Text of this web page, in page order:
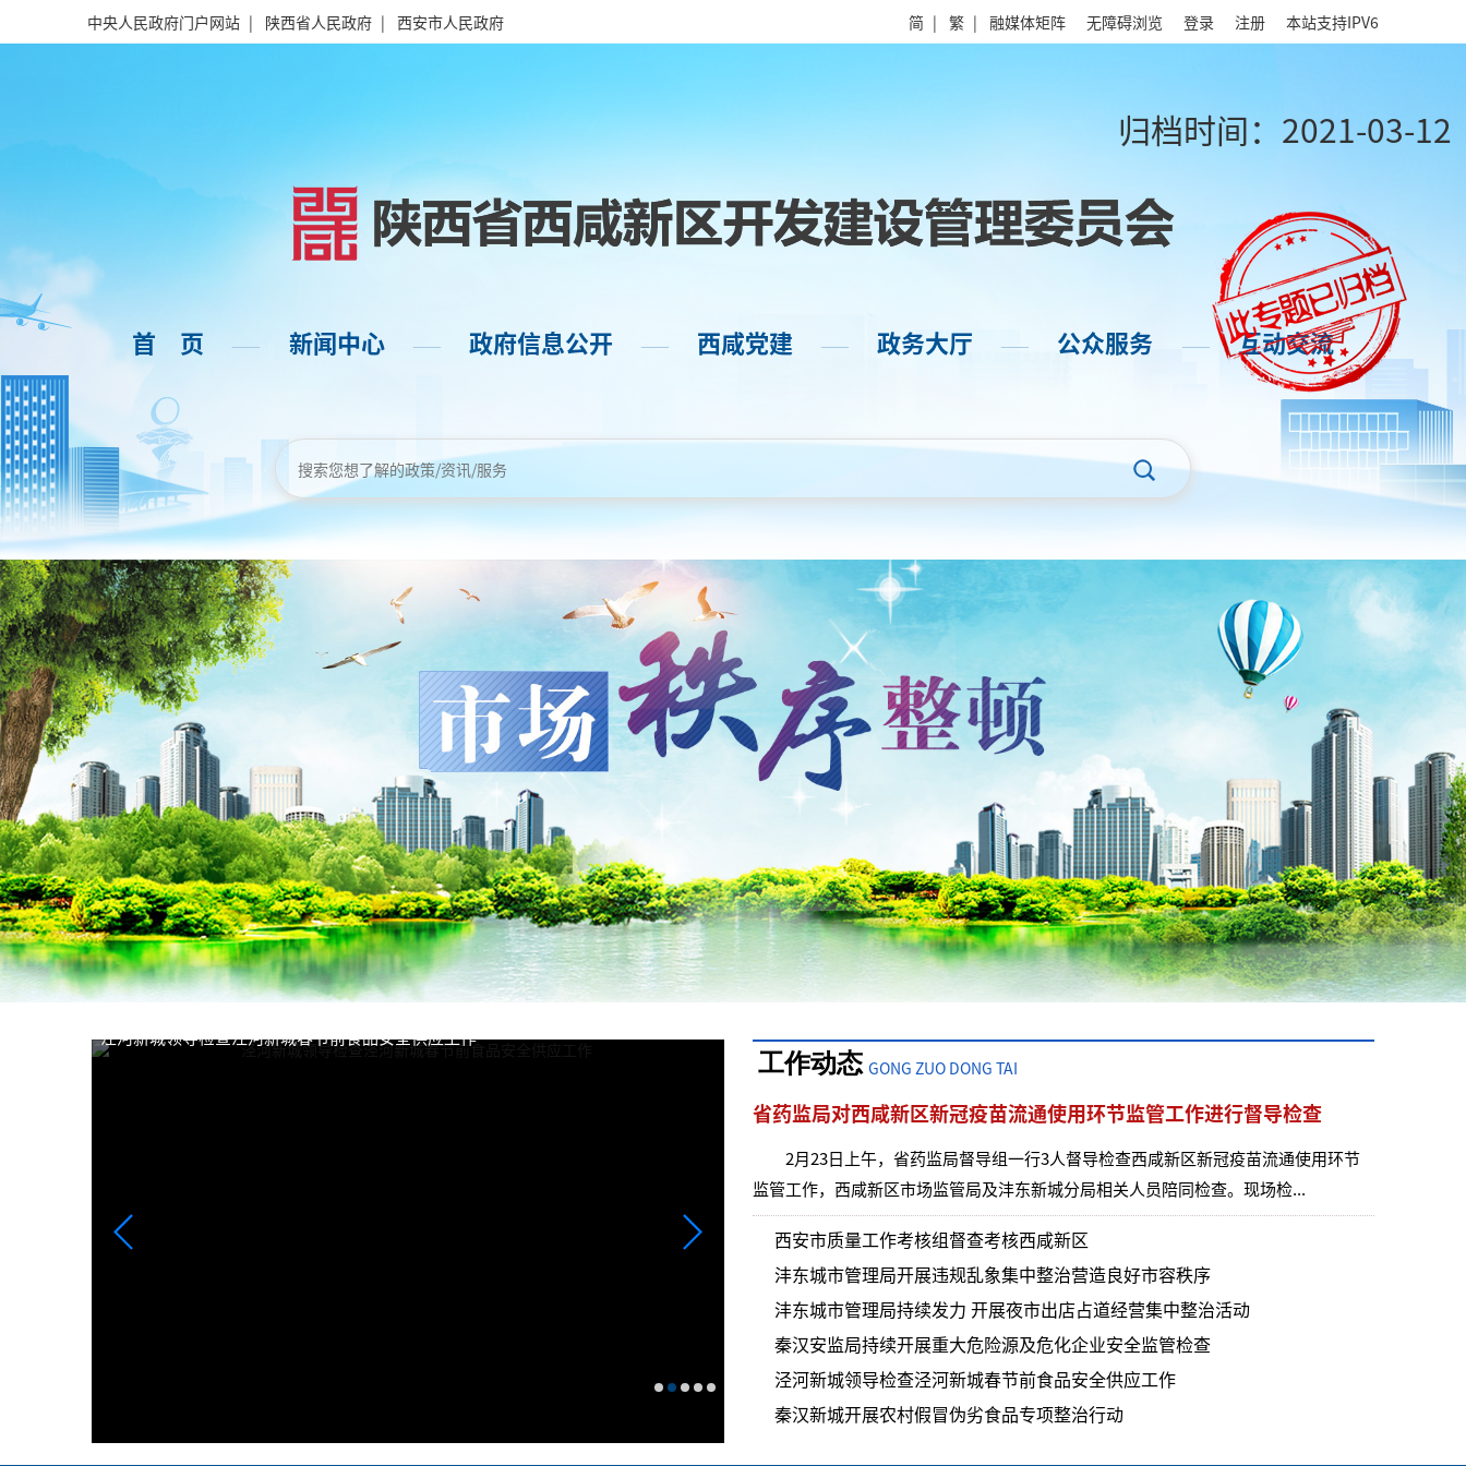
中央人民政府门户网站 | 陕西省人民政府 | 西安市人民政府 简 | 繁 | 融媒体矩阵 无障碍浏览 登录 注册 本站支持IPV6
首 页 —— 新闻中心 —— 政府信息公开 —— 西咸党建 —— 政务大厅 —— 公众服务 —— 互动交流
泾河新城领导检查泾河新城春节前食品安全供应工作
工作动态 GONG ZUO DONG TAI
省药监局对西咸新区新冠疫苗流通使用环节监管工作进行督导检查
2月23日上午，省药监局督导组一行3人督导检查西咸新区新冠疫苗流通使用环节
监管工作，西咸新区市场监管局及沣东新城分局相关人员陪同检查。现场检...
西安市质量工作考核组督查考核西咸新区
沣东城市管理局开展违规乱象集中整治营造良好市容秩序
沣东城市管理局持续发力 开展夜市出店占道经营集中整治活动
秦汉安监局持续开展重大危险源及危化企业安全监管检查
泾河新城领导检查泾河新城春节前食品安全供应工作
秦汉新城开展农村假冒伪劣食品专项整治行动
归档时间： 2021-03-12